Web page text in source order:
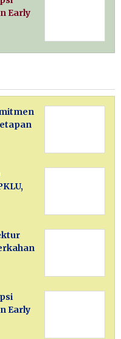
Early
Early